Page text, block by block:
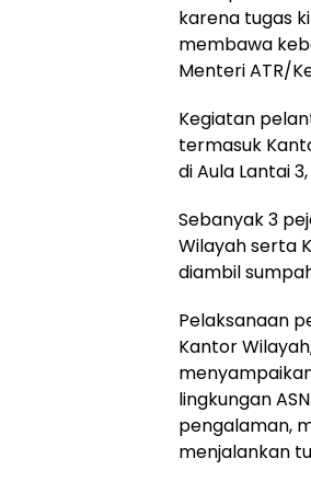
karena tugas
membawa
Menteri ATR/
Kegiatan
termasuk
di Aula Lantai
Sebanyak 3
Wilayah serta
diambil
Pelaksanaan
Kantor
lingkungan
pengalaman,
menjalankan